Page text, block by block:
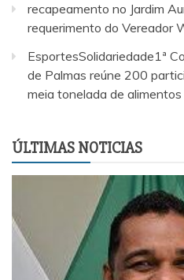
recapeamento no Jardim
requerimento do Vereador
EsportesSolidariedade1ª
de Palmas reúne 200
meia tonelada de alimentos
ÚLTIMAS NOTICIAS